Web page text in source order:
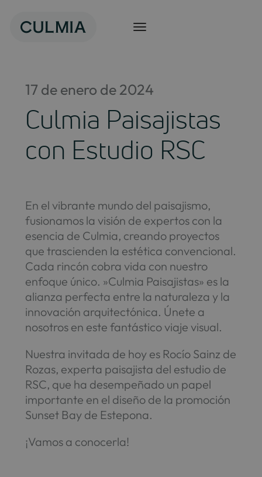
contenido
17 de enero de 2024
Culmia Paisajistas
con Estudio RSC
En el vibrante mundo del paisajismo,
fusionamos la visión de expertos con la
esencia de Culmia, creando proyectos
que trascienden la estética convencional.
Cada rincón cobra vida con nuestro
enfoque único. »Culmia Paisajistas» es la
alianza perfecta entre la naturaleza y la
innovación arquitectónica. Únete a
nosotros en este fantástico viaje visual.
Nuestra invitada de hoy es Rocío Sainz de
Rozas, experta paisajista del estudio de
RSC, que ha desempeñado un papel
importante en el diseño de la promoción
Sunset Bay de Estepona.
¡Vamos a conocerla!